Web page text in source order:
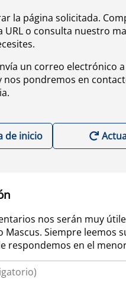
la página solicitada.
o consulta nuestro
un correo electrónico
nos pondremos en
de inicio
nos serán muy
Siempre leemos
respondemos en el